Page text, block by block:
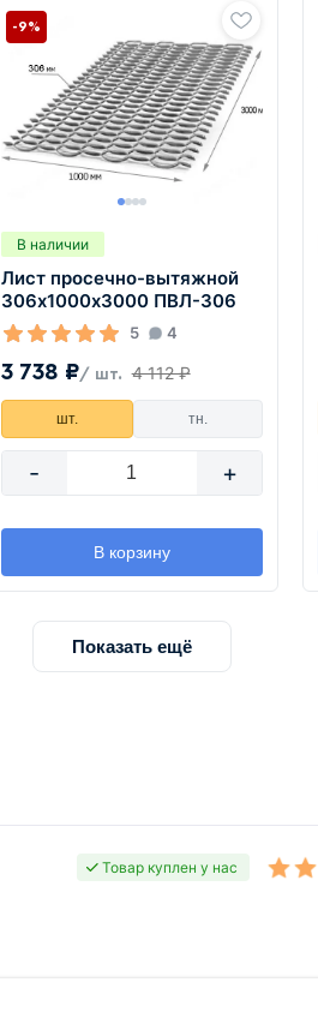
В наличии
Лист просечно-вытяжной
306х1000х3000 ПВЛ-306
5 4
3 738 ₽/ шт. 4 112 ₽
-9%
шт. тн.
- +
В корзину
Показать ещё
Товар куплен у нас